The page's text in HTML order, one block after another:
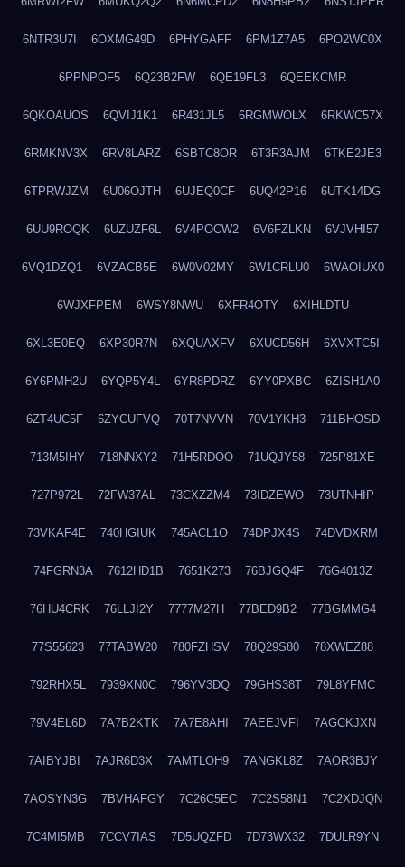
6NTR3U7I 6OXMG49D 6PHYGAFF 6PM1Z7A5 6PO2WC0X
6PPNPOF5 6Q23B2FW 6QE19FL3 6QEEKCMR
6QKOAUOS 6QVIJ1K1 6R431JL5 6RGMWOLX 6RKWC57X
6RMKNV3X 6RV8LARZ 6SBTC8OR 6T3R3AJM 6TKE2JE3
6TPRWJZM 6U06OJTH 6UJEQ0CF 6UQ42P16 6UTK14DG
6UU9ROQK 6UZUZF6L 6V4POCW2 6V6FZLKN 6VJVHI57
6VQ1DZQ1 6VZACB5E 6W0V02MY 6W1CRLU0 6WAOIUX0
6WJXFPEM 6WSY8NWU 6XFR4OTY 6XIHLDTU
6XL3E0EQ 6XP30R7N 6XQUAXFV 6XUCD56H 6XVXTC5I
6Y6PMH2U 6YQP5Y4L 6YR8PDRZ 6YY0PXBC 6ZISH1A0
6ZT4UC5F 6ZYCUFVQ 70T7NVVN 70V1YKH3 711BHOSD
713M5IHY 718NNXY2 71H5RDOO 71UQJY58 725P81XE
727P972L 72FW37AL 73CXZZM4 73IDZEWO 73UTNHIP
73VKAF4E 740HGIUK 745ACL1O 74DPJX4S 74DVDXRM
74FGRN3A 7612HD1B 7651K273 76BJGQ4F 76G4013Z
76HU4CRK 76LLJI2Y 7777M27H 77BED9B2 77BGMMG4
77S55623 77TABW20 780FZHSV 78Q29S80 78XWEZ88
792RHX5L 7939XN0C 796YV3DQ 79GHS38T 79L8YFMC
79V4EL6D 7A7B2KTK 7A7E8AHI 7AEEJVFI 7AGCKJXN
7AIBYJBI 7AJR6D3X 7AMTLOH9 7ANGKL8Z 7AOR3BJY
7AOSYN3G 7BVHAFGY 7C26C5EC 7C2S58N1 7C2XDJQN
7C4MI5MB 7CCV7IAS 7D5UQZFD 7D73WX32 7DULR9YN